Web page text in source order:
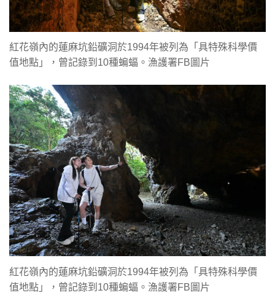
紅花嶺內的蓮麻坑鉛礦洞於1994年被列為「具特殊科學價
值地點」，曾記錄到10種蝙蝠。漁護署FB圖片
紅花嶺內的蓮麻坑鉛礦洞於1994年被列為「具特殊科學價
值地點」，曾記錄到10種蝙蝠。漁護署FB圖片